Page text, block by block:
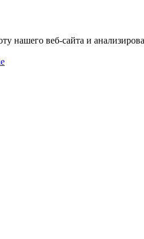
нашего веб-сайта и